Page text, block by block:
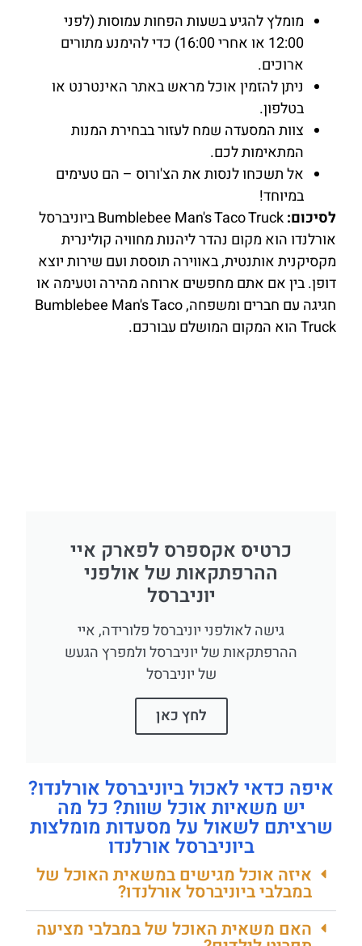
מומלץ להגיע בשעות הפחות עמוסות (לפני
12:00 או אחרי 16:00) כדי להימנע מתורים
ארוכים.
ניתן להזמין אוכל מראש באתר האינטרנט או
בטלפון.
צוות המסעדה שמח לעזור בבחירת המנות
המתאימות לכם.
אל תשכחו לנסות את הצ'ורוס – הם טעימים
במיוחד!
לסיכום:
Bumblebee Man's Taco Truck ביוניברסל
אורלנדו הוא מקום נהדר ליהנות מחוויה קולינרית
מקסיקנית אותנטית, באווירה תוססת ועם שירות יוצא
דופן. בין אם אתם מחפשים ארוחה מהירה וטעימה או
חגיגה עם חברים ומשפחה, Bumblebee Man's Taco
Truck הוא המקום המושלם עבורכם.
כרטיס אקספרס לפארק איי
ההרפתקאות של אולפני
יוניברסל
גישה לאולפני יוניברסל פלורידה, איי
ההרפתקאות של יוניברסל ולמפרץ הגעש
של יוניברסל
לחץ כאן
איפה כדאי לאכול ביוניברסל אורלנדו?
יש משאיות אוכל שוות? כל מה
שרציתם לשאול על מסעדות מומלצות
ביוניברסל אורלנדו
איזה אוכל מגישים במשאית האוכל של
במבלבי ביוניברסל אורלנדו?
האם משאית האוכל של במבלבי מציעה